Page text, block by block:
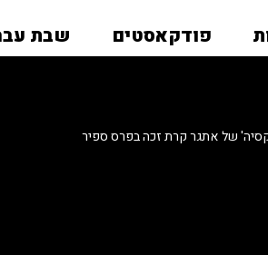
פודקאסטים שבת
של אתגר קרת זכה בפרס ספיר